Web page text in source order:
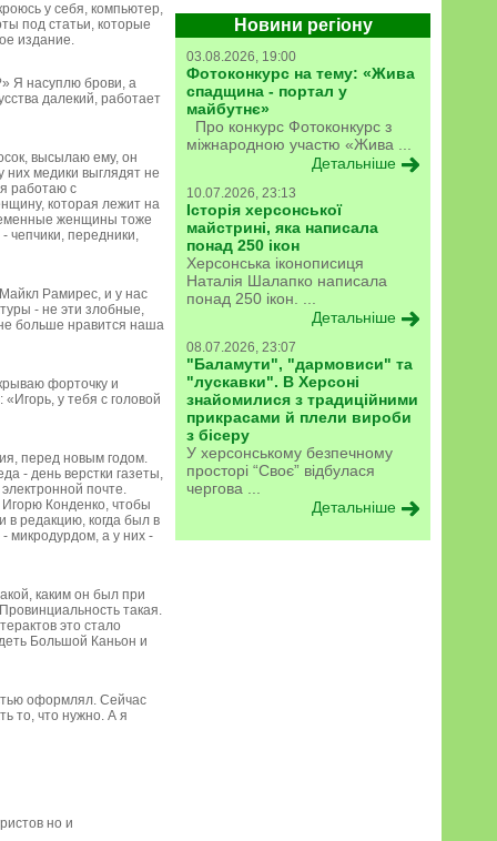
Новини регіону
03.08.2026, 19:00
Фотоконкурс на тему: «Жива
спадщина - портал у
майбутнє»
Про конкурс Фотоконкурс з
міжнародною участю «Жива ...
Детальніше
10.07.2026, 23:13
Історія херсонської
майстрині, яка написала
понад 250 ікон
Херсонська іконописиця
Наталія Шалапко написала
понад 250 ікон. ...
Детальніше
08.07.2026, 23:07
"Баламути", "дармовиси" та
"лускавки". В Херсоні
знайомилися з традиційними
прикрасами й плели вироби
з бісеру
У херсонському безпечному
просторі “Своє” відбулася
чергова ...
Детальніше
у себя, компьютер,
под статьи, которые
издание.
Я насуплю брови, а
далекий, работает
высылаю ему, он
них медики выглядят не
работаю с
которая лежит на
женщины тоже
чепчики, передники,
Рамирес, и у нас
- не эти злобные,
больше нравится наша
форточку и
у тебя с головой
перед новым годом.
- день верстки газеты,
почте.
Конденко, чтобы
в редакцию, когда был в
микродурдом, а у них -
каким он был при
такая.
это стало
Большой Каньон и
оформлял. Сейчас
то, что нужно. А я
но и